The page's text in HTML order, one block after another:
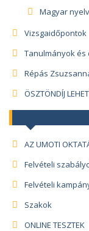
Magyar
Vizsgaidőpontok
Tanulmányok
Répás
ÖSZTÖNDÍJ
AZ UMOTI
Felvételi
Felvételi
Szakok
ONLINE TESZTEK